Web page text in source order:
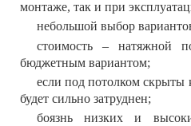
монтаже, так и при
небольшой выбор
стоимость – натяжной
бюджетным вариантом;
если под потолком
будет сильно затруднен;
боязнь низких и